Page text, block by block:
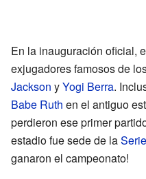
En la inauguración oficial,
exjugadores famosos de
Jackson yYogi Berra.
Babe Ruth en el antiguo
perdieron ese primer
estadio fue sede de la
ganaron el campeonato!